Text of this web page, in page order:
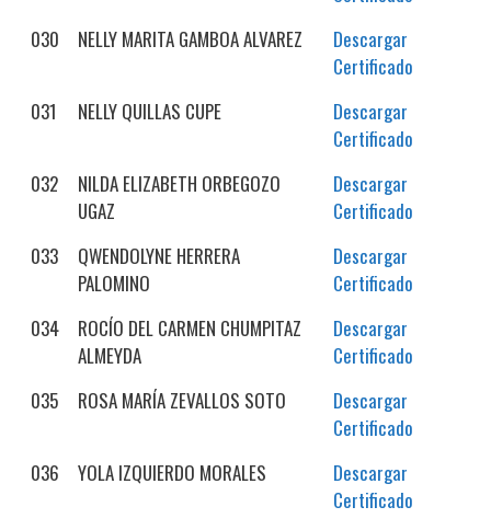
030
NELLY MARITA GAMBOA ALVAREZ
Descargar
Certificado
031
NELLY QUILLAS CUPE
Descargar
Certificado
032
NILDA ELIZABETH ORBEGOZO
UGAZ
Descargar
Certificado
033
QWENDOLYNE HERRERA
PALOMINO
Descargar
Certificado
034
ROCÍO DEL CARMEN CHUMPITAZ
ALMEYDA
Descargar
Certificado
035
ROSA MARÍA ZEVALLOS SOTO
Descargar
Certificado
036
YOLA IZQUIERDO MORALES
Descargar
Certificado